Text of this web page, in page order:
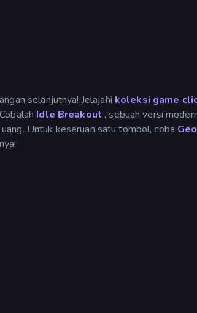
selanjutnya! Jelajahi koleksi game
Idle Breakout , sebuah versi
Untuk keseruan satu tombol, coba